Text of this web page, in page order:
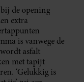
de opening
extra
is vanwege de
asfalt
met tapijt
‘Gelukkig is